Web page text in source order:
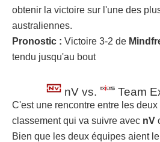
obtenir la victoire sur l'une des
australiennes.
Pronostic : Victoire 3-2 de
tendu jusqu'au bout
nV vs. Team
C'est une rencontre entre les
classement qui va suivre avec nV
Bien que les deux équipes aient